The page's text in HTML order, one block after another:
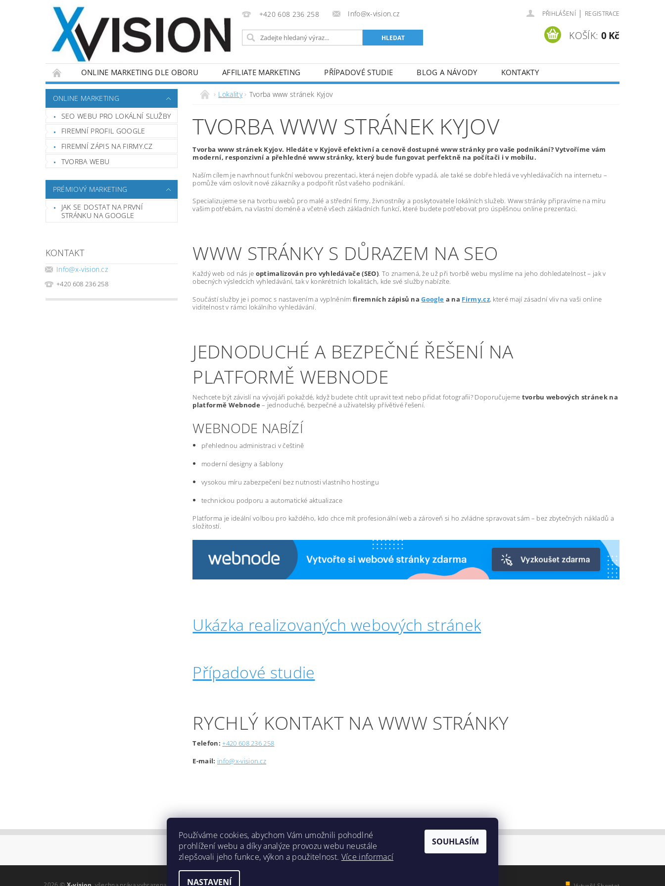
+420 608 236 258 Info@x-vision.cz PŘIHLÁŠENÍ | REGISTRACE
KOŠÍK: 0 Kč
ONLINE MARKETING DLE OBORU AFFILIATE MARKETING PŘÍPADOVÉ STUDIE BLOG A NÁVODY KONTAKTY
ONLINE MARKETING
SEO WEBU PRO LOKÁLNÍ SLUŽBY
FIREMNÍ PROFIL GOOGLE
FIREMNÍ ZÁPIS NA FIRMY.CZ
TVORBA WEBU
PRÉMIOVÝ MARKETING
JAK SE DOSTAT NA PRVNÍ
STRÁNKU NA GOOGLE
KONTAKT
Info@x-vision.cz
+420 608 236 258
Lokality Tvorba www stránek Kyjov
TVORBA WWW STRÁNEK KYJOV
Tvorba www stránek Kyjov. Hledáte v Kyjově efektivní a cenově dostupné www stránky pro vaše podnikání? Vytvoříme vám
moderní, responzivní a přehledné www stránky, který bude fungovat perfektně na počítači i v mobilu.
Naším cílem je navrhnout funkční webovou prezentaci, která nejen dobře vypadá, ale také se dobře hledá ve vyhledávačích na internetu –
pomůže vám oslovit nové zákazníky a podpořit růst vašeho podnikání.
Specializujeme se na tvorbu webů pro malé a střední firmy, živnostníky a poskytovatele lokálních služeb. Www stránky připravíme na míru
vašim potřebám, na vlastní doméně a včetně všech základních funkcí, které budete potřebovat pro úspěšnou online prezentaci.
WWW STRÁNKY S DŮRAZEM NA SEO
Každý web od nás je optimalizován pro vyhledávače (SEO). To znamená, že už při tvorbě webu myslíme na jeho dohledatelnost – jak v
obecných výsledcích vyhledávání, tak v konkrétních lokalitách, kde své služby nabízíte.
Součástí služby je i pomoc s nastavením a vyplněnímfiremních zápisů naGoogle a na Firmy.cz, které mají zásadní vliv na vaši online
viditelnost v rámci lokálního vyhledávání.
JEDNODUCHÉ A BEZPEČNÉ ŘEŠENÍ NA
PLATFORMĚ WEBNODE
Nechcete být závislí na vývojáři pokaždé, když budete chtít upravit text nebo přidat fotografii? Doporučujeme tvorbu webových stránek na
platformě Webnode – jednoduché, bezpečné a uživatelsky přívětivé řešení.
WEBNODE NABÍZÍ
přehlednou administraci v češtině
moderní designy a šablony
vysokou míru zabezpečení bez nutnosti vlastního hostingu
technickou podporu a automatické aktualizace
Platforma je ideální volbou pro každého, kdo chce mít profesionální web a zároveň si ho zvládne spravovat sám – bez zbytečných nákladů a
složitostí.
Ukázka realizovaných webových stránek
Případové studie
RYCHLÝ KONTAKT NA WWW STRÁNKY
Telefon: +420 608 236 258
E-mail: info@x-vision.cz
Lokality
Používáme cookies, abychom Vám umožnili pohodlné
prohlížení webu a díky analýze provozu webu neustále
zlepšovali jeho funkce, výkon a použitelnost. Více informací
NASTAVENÍ
SOUHLASÍM